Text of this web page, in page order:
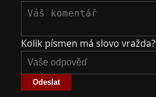
Kolik písmen má slovo vražda?
Odeslat